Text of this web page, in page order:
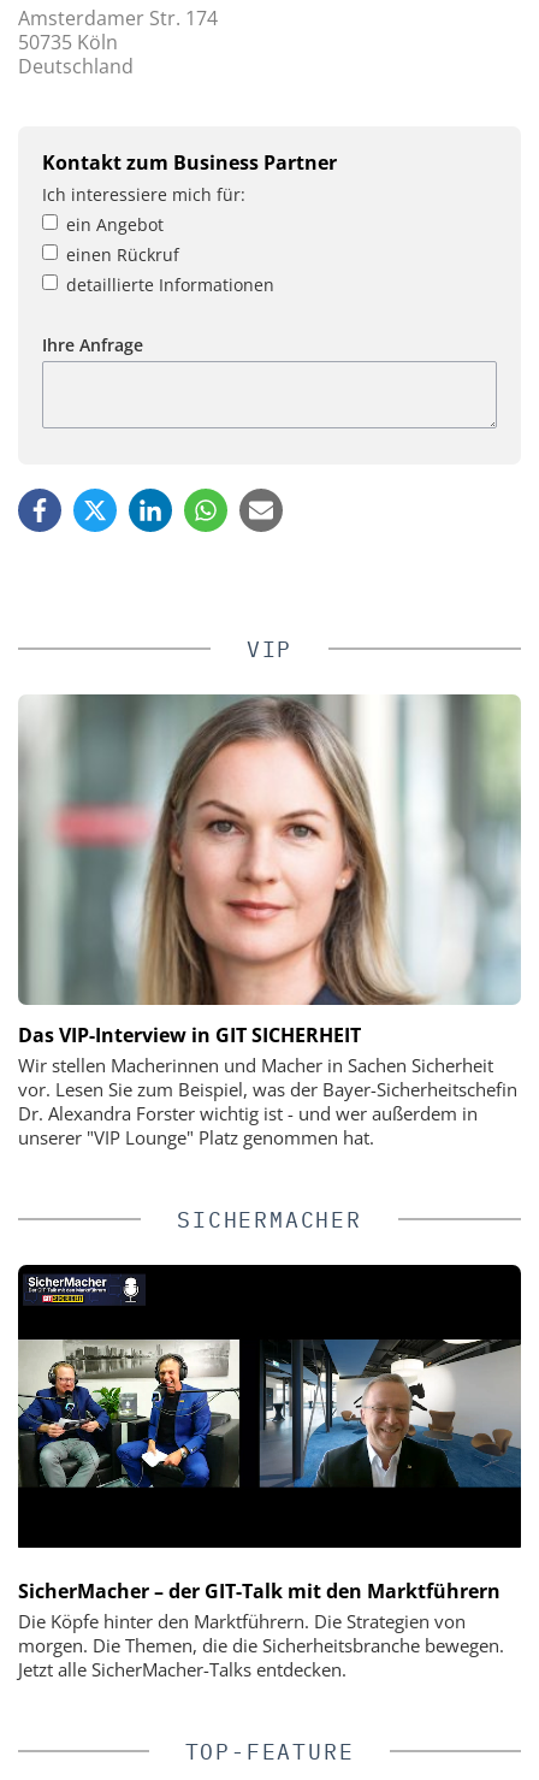
Amsterdamer Str. 174
50735 Köln
Deutschland
Kontakt zum Business Partner
Ich interessiere mich für:
ein Angebot
einen Rückruf
detaillierte Informationen
Ihre Anfrage
VIP
Das VIP-Interview in GIT SICHERHEIT
Wir stellen Macherinnen und Macher in Sachen Sicherheit
vor. Lesen Sie zum Beispiel, was der Bayer-Sicherheitschefin
Dr. Alexandra Forster wichtig ist - und wer außerdem in
unserer "VIP Lounge" Platz genommen hat.
SICHERMACHER
SicherMacher – der GIT-Talk mit den Marktführern
Die Köpfe hinter den Marktführern. Die Strategien von
morgen. Die Themen, die die Sicherheitsbranche bewegen.
Jetzt alle SicherMacher-Talks entdecken.
TOP-FEATURE